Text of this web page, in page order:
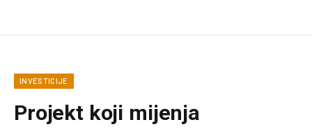
INVESTICIJE
Projekt koji mijenja